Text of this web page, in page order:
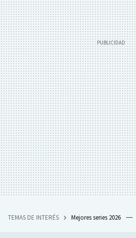
TEMAS DE INTERÉS Mejores series 2026